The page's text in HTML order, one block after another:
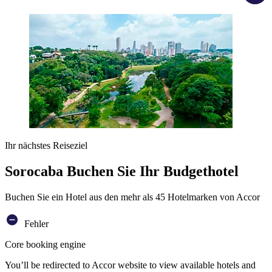
Ihr nächstes Reiseziel
Sorocaba Buchen Sie Ihr Budgethotel
Buchen Sie ein Hotel aus den mehr als 45 Hotelmarken von Accor
Fehler
Core booking engine
You’ll be redirected to Accor website to view available hotels and